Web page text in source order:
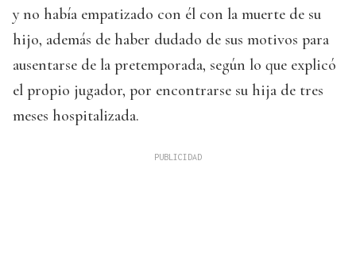
y no había empatizado con él con la muerte de su
hijo, además de haber dudado de sus motivos para
ausentarse de la pretemporada, según lo que explicó
el propio jugador, por encontrarse su hija de tres
meses hospitalizada.